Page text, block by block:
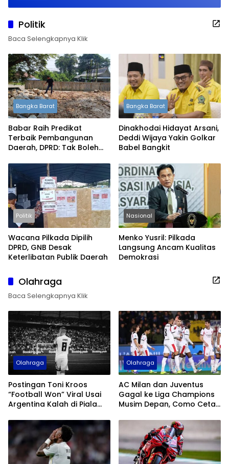
Politik
Baca Selengkapnya Klik
Bangka Barat
Babar Raih Predikat
Terbaik Pembangunan
Daerah, DPRD: Tak Boleh
Bangka Barat
Dinakhodai Hidayat Arsani,
Deddi Wijaya Yakin Golkar
Babel Bangkit
Politik
Wacana Pilkada Dipilih
DPRD, GNB Desak
Keterlibatan Publik Daerah
Nasional
Menko Yusril: Pilkada
Langsung Ancam Kualitas
Demokrasi
Olahraga
Baca Selengkapnya Klik
Olahraga
Postingan Toni Kroos
“Football Won” Viral Usai
Argentina Kalah di Piala
Olahraga
AC Milan dan Juventus
Gagal ke Liga Champions
Musim Depan, Como Cetak